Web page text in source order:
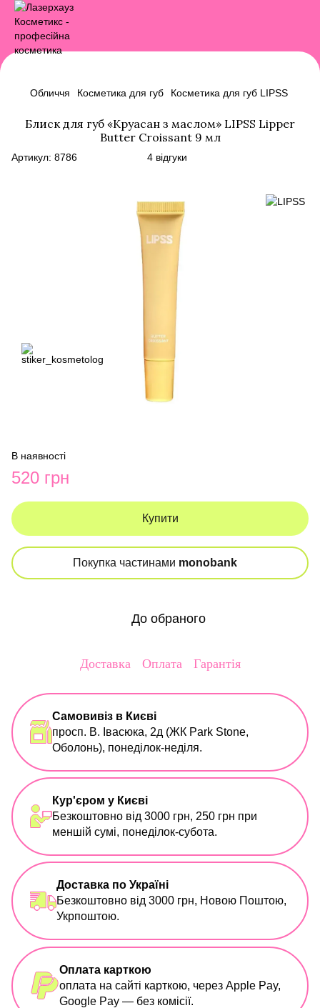
Обличчя Косметика для губ Косметика для губ LIPSS
Блиск для губ «Круасан з маслом» LIPSS Lipper
Butter Croissant 9 мл
Артикул: 8786 4 відгуки
В наявності
520 грн
Купити
Покупка частинами monobank
До обраного
Доставка Оплата Гарантія
Самовивіз в Києві
просп. В. Івасюка, 2д (ЖК Park Stone,
Оболонь), понеділок-неділя.
Кур'єром у Києві
Безкоштовно від 3000 грн, 250 грн при
меншій сумі, понеділок-субота.
Доставка по Україні
Безкоштовно від 3000 грн, Новою Поштою,
Укрпоштою.
Оплата карткою
оплата на сайті карткою, через Apple Pay,
Google Pay — без комісії.